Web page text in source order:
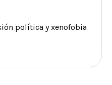
política y xenofobia